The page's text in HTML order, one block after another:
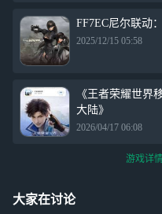
FF7EC尼尔联动
2025/12/15 05:58
《王者荣耀世界
大陆》
2026/04/17 06:08
游戏详
大家在讨论